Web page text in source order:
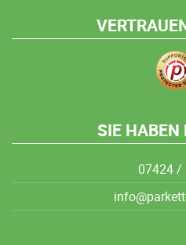
SIE HABEN
07424 /